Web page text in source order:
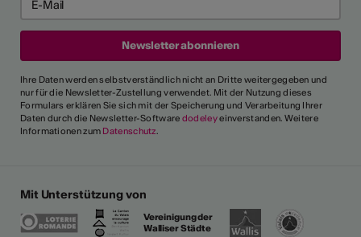
Ihre Daten werden selbstverständlich nicht an Dritte weitergegeben und
nur für die Newsletter-Zustellung verwendet. Mit der Nutzung dieses
Formulars erklären Sie sich mit der Speicherung und Verarbeitung Ihrer
Daten durch die Newsletter-Software dodeleyeinverstanden. Weitere
Informationen zum Datenschutz.
Mit Unterstützung von
Vereinigung der
Walliser Städte